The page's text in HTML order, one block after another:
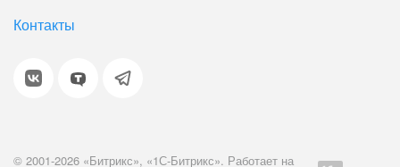
Контакты
© 2001-2026 «Битрикс», «1С-Битрикс». Работает на